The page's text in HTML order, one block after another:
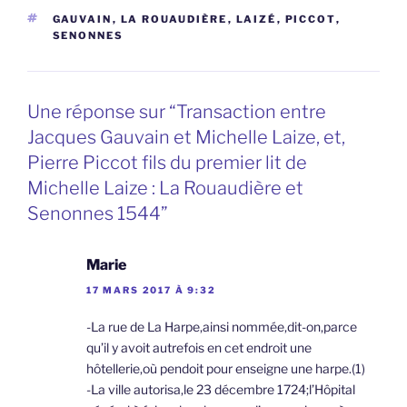
ÉTIQUETTES
GAUVAIN , LA ROUAUDIÈRE , LAIZÉ , PICCOT,
SENONNES
Une réponse sur “Transaction entre
Jacques Gauvain et Michelle Laize, et,
Pierre Piccot fils du premier lit de
Michelle Laize : La Rouaudière et
Senonnes 1544”
Marie
17 MARS 2017 À 9:32
-La rue de La Harpe,ainsi nommée,dit-on,parce
qu’il y avoit autrefois en cet endroit une
hôtellerie,où pendoit pour enseigne une harpe.(1)
-La ville autorisa,le 23 décembre 1724;l’Hôpital